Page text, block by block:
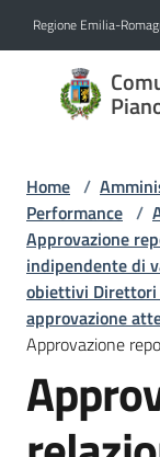
Regione Emilia-
Comune
di San
di Piano
Amministrazione
Menu
Novità
Servizi
Vivere
Home /
Performance /
Approvazione
indipendente di
obiettivi Direttori
approvazione
Approvazione